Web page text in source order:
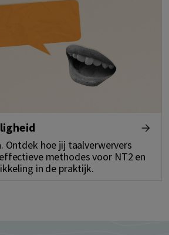
Ontdek hoe jij taalverwervers
methodes voor NT2 en
in de praktijk.